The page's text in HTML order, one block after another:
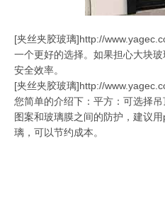
[夹丝夹胶玻璃]http://
一个更好的选择。如果担心大块
安全效率。
[夹丝夹胶玻璃]http://
您简单的介绍下：平方：可选择
图案和玻璃膜之间的防护，建议
璃，可以节约成本。